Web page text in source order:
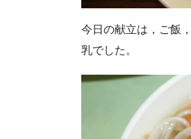
今日の献立は，ご飯
乳でした。